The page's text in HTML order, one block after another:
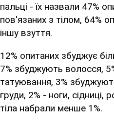
пальці - їх назвали 47%
пов'язаних з тілом, 64%
іншу взуття.
12% опитаних збуджує
7% збуджують волосся, 5%
татуювання, 3%
груди, 2% - ноги, сідниці,
тіла набрали менше 1%.